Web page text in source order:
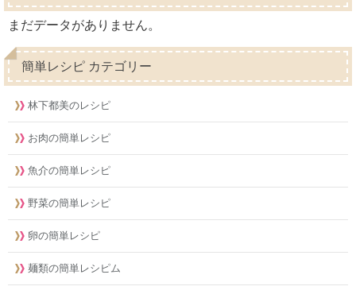
まだデータがありません。
簡単レシピ カテゴリー
林下都美のレシピ
お肉の簡単レシピ
魚介の簡単レシピ
野菜の簡単レシピ
卵の簡単レシピ
麺類の簡単レシピム